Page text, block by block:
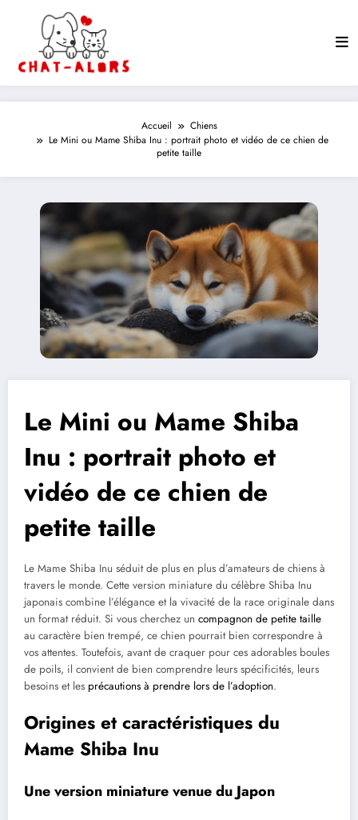
Accueil
Chiens
Le Mini ou Mame Shiba Inu : portrait photo et vidéo de ce chien de
petite taille
Le Mini ou Mame Shiba
Inu : portrait photo et
vidéo de ce chien de
petite taille
Le Mame Shiba Inu séduit de plus en plus d’amateurs de chiens à
travers le monde. Cette version miniature du célèbre Shiba Inu
japonais combine l’élégance et la vivacité de la race originale dans
un format réduit. Si vous cherchez un compagnon de petite taille
au caractère bien trempé, ce chien pourrait bien correspondre à
vos attentes. Toutefois, avant de craquer pour ces adorables boules
de poils, il convient de bien comprendre leurs spécificités, leurs
besoins et les précautions à prendre lors de l’adoption.
Origines et caractéristiques du
Mame Shiba Inu
Une version miniature venue du Japon